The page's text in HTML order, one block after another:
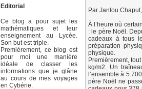
Editorial
Ce blog a pour sujet les
mathématiques et leur
enseignement au Lycée.
Son but est triple.
Premièrement, ce blog est
pour moi une manière
idéale de classer les
informations que je glâne
au cours de mes voyages
en Cybérie.
Par Janlou
À l’heure où
: le père Noël.
cadeaux à tous
préparation
physique.
Premièrement,
kg/m2. Un
l’ensemble à
père Noël ne